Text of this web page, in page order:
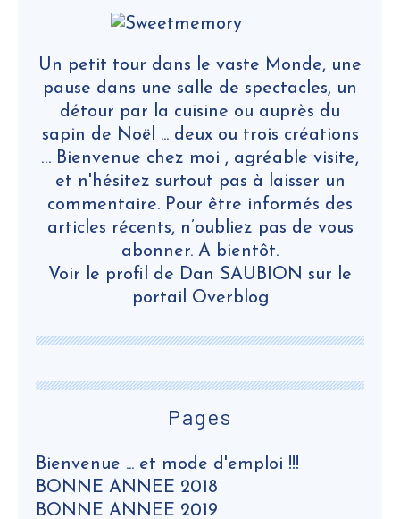
Pages
Bienvenue ... et mode d'emploi !!!
BONNE ANNEE 2018
BONNE ANNEE 2019
Un petit tour dans le vaste Monde, une
pause dans une salle de spectacles, un
détour par la cuisine ou auprès du
sapin de Noël ... deux ou trois créations
… Bienvenue chez moi , agréable visite,
et n'hésitez surtout pas à laisser un
commentaire. Pour être informés des
articles récents, n’oubliez pas de vous
abonner. A bientôt.
Voir le profil de Dan SAUBION sur le
portail Overblog